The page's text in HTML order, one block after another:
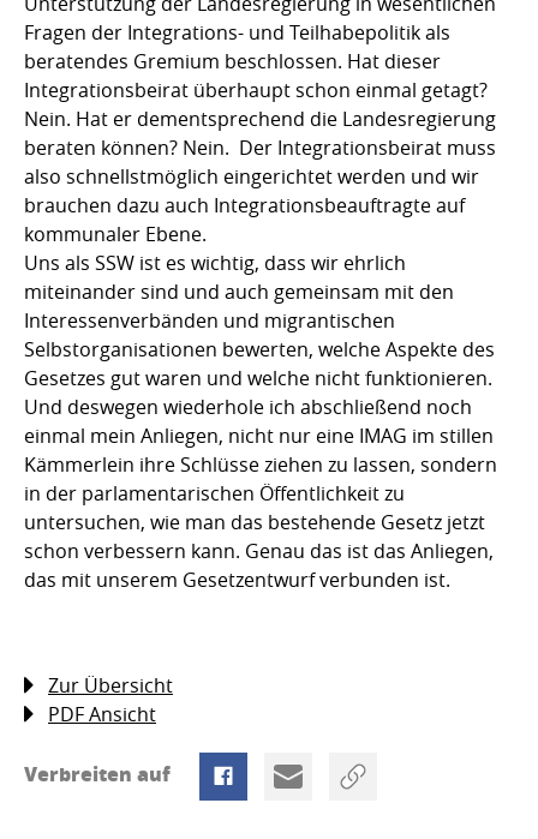
Fragen der Integrations- und Teilhabepolitik als
beratendes Gremium beschlossen. Hat dieser
Integrationsbeirat überhaupt schon einmal getagt?
Nein. Hat er dementsprechend die Landesregierung
beraten können? Nein. Der Integrationsbeirat muss
also schnellstmöglich eingerichtet werden und wir
brauchen dazu auch Integrationsbeauftragte auf
kommunaler Ebene.
Uns als SSW ist es wichtig, dass wir ehrlich
miteinander sind und auch gemeinsam mit den
Interessenverbänden und migrantischen
Selbstorganisationen bewerten, welche Aspekte des
Gesetzes gut waren und welche nicht funktionieren.
Und deswegen wiederhole ich abschließend noch
einmal mein Anliegen, nicht nur eine IMAG im stillen
Kämmerlein ihre Schlüsse ziehen zu lassen, sondern
in der parlamentarischen Öffentlichkeit zu
untersuchen, wie man das bestehende Gesetz jetzt
schon verbessern kann. Genau das ist das Anliegen,
das mit unserem Gesetzentwurf verbunden ist.
Zur Übersicht
PDF Ansicht
Verbreiten auf